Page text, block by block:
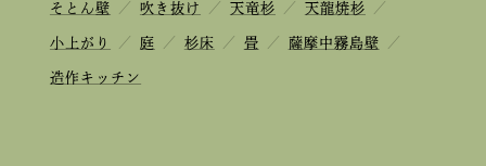
そとん壁 ／ 吹き抜け ／ 天竜杉 ／ 天龍焼杉 ／
小上がり ／ 庭 ／ 杉床 ／ 畳 ／ 薩摩中霧島壁 ／
造作キッチン